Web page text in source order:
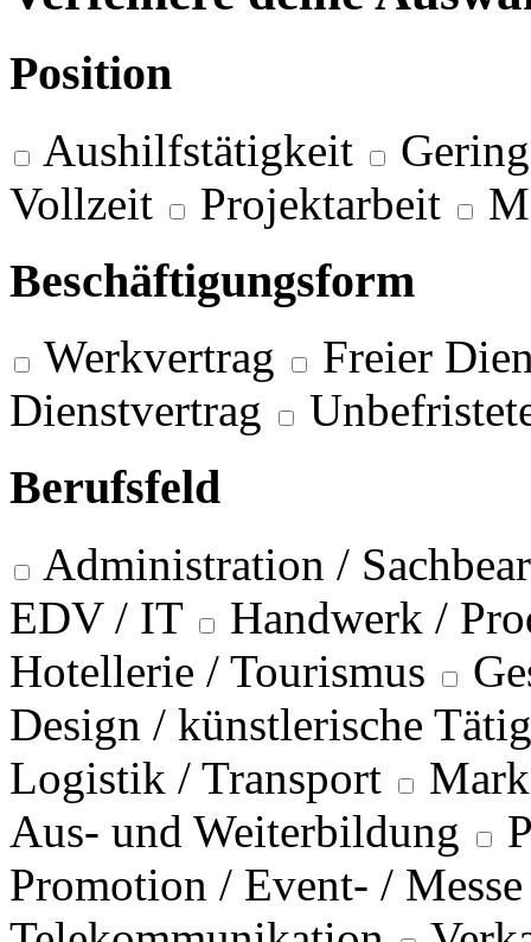
Position
Aushilfstätigkeit
Vollzeit
Projektarbeit
Beschäftigungsform
Werkvertrag
Freier
Dienstvertrag
Berufsfeld
Administration /
EDV / IT
Handwerk /
Hotellerie / Tourismus
Design / künstlerische
Logistik / Transport
Aus- und Weiterbildung
Promotion / Event- / Messe